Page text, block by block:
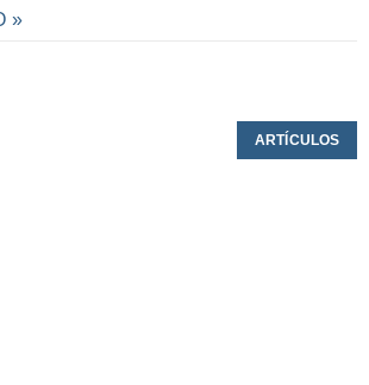
»
ARTÍCULOS